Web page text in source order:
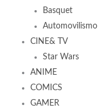
Basquet
Automovilismo
CINE& TV
Star Wars
ANIME
COMICS
GAMER